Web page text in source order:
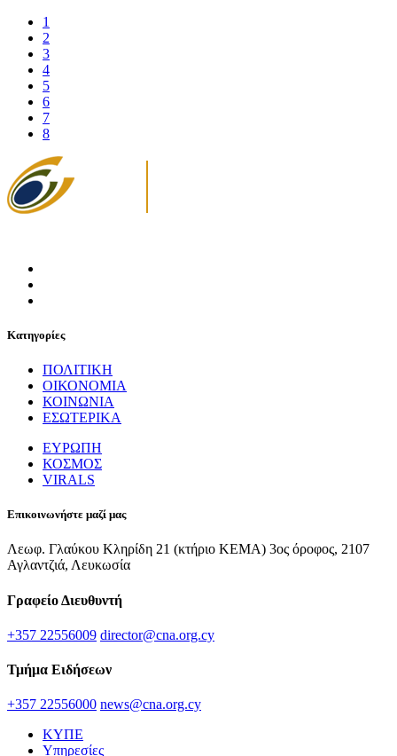
1
2
3
4
5
6
7
8
Κατηγορίες
ΠΟΛΙΤΙΚΗ
ΟΙΚΟΝΟΜΙΑ
ΚΟΙΝΩΝΙΑ
ΕΣΩΤΕΡΙΚΑ
ΕΥΡΩΠΗ
ΚΟΣΜΟΣ
VIRALS
Επικοινωνήστε μαζί μας
Λεωφ. Γλαύκου Κληρίδη 21 (κτήριο ΚΕΜΑ) 3ος όροφος, 2107
Αγλαντζιά, Λευκωσία
Γραφείο Διευθυντή
+357 22556009 director@cna.org.cy
Τμήμα Ειδήσεων
+357 22556000 news@cna.org.cy
ΚΥΠΕ
Υπηρεσίες